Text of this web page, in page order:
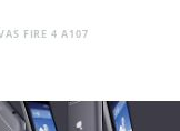
FIRE 4 A107